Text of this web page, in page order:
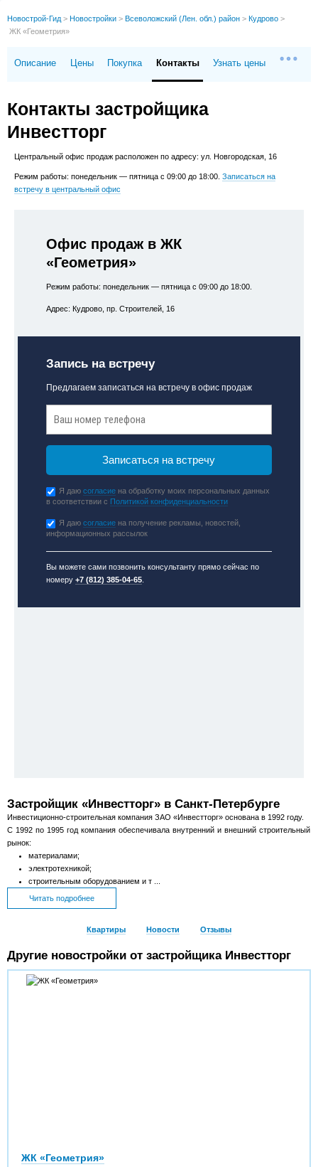
Новострой-Гид > Новостройки > Всеволожский (Лен. обл.) район > Кудрово >
ЖК «Геометрия»
Описание Цены Покупка Контакты Узнать цены
Контакты застройщика
Инвестторг
Центральный офис продаж расположен по адресу: ул. Новгородская, 16
Режим работы: понедельник — пятница с 09:00 до 18:00.Записаться на
встречу в центральный офис
Офис продаж в ЖК
«Геометрия»
Режим работы: понедельник — пятница с 09:00 до 18:00.
Адрес: Кудрово, пр. Строителей, 16
Запись на встречу
Предлагаем записаться на встречу в офис продаж
Я даюсогласие на обработку моих персональных данных
в соответствии с Политикой конфиденциальности
Я даюсогласие на получение рекламы, новостей,
информационных рассылок
Вы можете сами позвонить консультанту прямо сейчас по
номеру+7 (812) 385-04-65
Застройщик «Инвестторг» в Санкт-Петербурге
Инвестиционно-строительная компания ЗАО «Инвестторг» основана в 1992 году.
С 1992 по 1995 год компания обеспечивала внутренний и внешний строительный
рынок:
материалами;
электротехникой;
строительным оборудованием и т ...
Читать подробнее
Квартиры Новости Отзывы
Другие новостройки от застройщика Инвестторг
ЖК «Геометрия»